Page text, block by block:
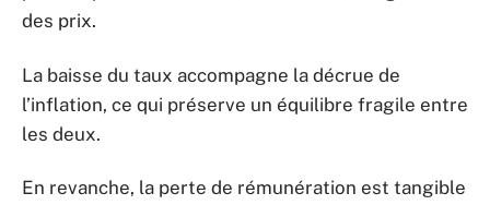
des prix.
La baisse du taux accompagne la décrue de
l’inflation, ce qui préserve un équilibre fragile entre
les deux.
En revanche, la perte de rémunération est tangible